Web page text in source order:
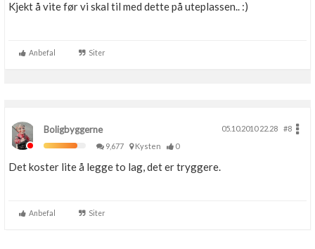
Kjekt å vite før vi skal til med dette på uteplassen.. :)
Anbefal Siter
Boligbyggerne 05.10.2010 22.28
#8
9,677
Kysten 0
Det koster lite å legge to lag, det er tryggere.
Anbefal Siter